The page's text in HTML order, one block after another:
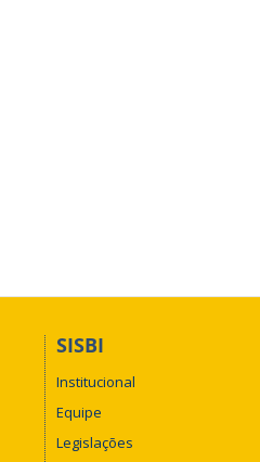
SISBI
Institucional
Equipe
Legislações